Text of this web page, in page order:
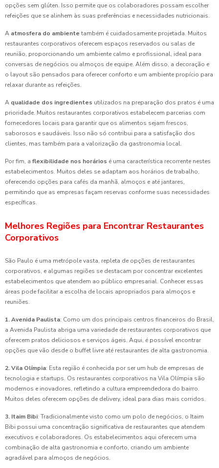
opções sem glúten. Isso permite que os colaboradores possam escolher
refeições que se alinhem às suas preferências e necessidades nutricionais.
A atmosfera do ambiente também é cuidadosamente projetada. Muitos
restaurantes corporativos oferecem espaços reservados ou salas de
reunião, proporcionando um ambiente calmo e profissional, ideal para
conversas de negócios ou almoços de equipe. Além disso, a decoração e
o layout são pensados para oferecer conforto e um ambiente propício para
relaxar durante as refeições.
A qualidade dos ingredientes utilizados na preparação dos pratos é uma
prioridade. Muitos restaurantes corporativos estabelecem parcerias com
fornecedores locais para garantir que os alimentos sejam frescos,
saborosos e saudáveis. Isso não só contribui para a satisfação dos
clientes, mas também para a valorização da gastronomia local.
Por fim, a flexibilidade nos horários é uma característica recorrente nestes
estabelecimentos. Muitos deles se adaptam aos horários de trabalho,
oferecendo opções para cafés da manhã, almoços e até jantares,
permitindo que as empresas façam reservas conforme suas necessidades
específicas.
Melhores Regiões para Encontrar Restaurantes
Corporativos
São Paulo é uma metrópole vasta, repleta de opções de restaurantes
corporativos, e algumas regiões se destacam por concentrar excelentes
estabelecimentos que atendem ao público empresarial. Conhecer essas
áreas pode facilitar a escolha de locais apropriados para almoços e
reuniões.
1. Avenida Paulista: Como um dos principais centros financeiros do Brasil,
a Avenida Paulista abriga uma variedade de restaurantes corporativos que
oferecem pratos deliciosos e serviços ágeis. Aqui, é possível encontrar
opções que vão desde o buffet livre até restaurantes de alta gastronomia.
2. Vila Olímpia: Esta região é conhecida por ser um hub de empresas de
tecnologia e startups. Os restaurantes corporativos na Vila Olímpia são
modernos e inovadores, refletindo a cultura empreendedora do bairro.
Muitos deles oferecem opções de delivery, ideal para dias mais corridos.
3. Itaim Bibi: Tradicionalmente visto como um polo de negócios, o Itaim
Bibi possui uma concentração significativa de restaurantes que atendem
executivos e colaboradores. Os estabelecimentos aqui oferecem uma
combinação de alta gastronomia e conforto, criando um ambiente
agradável para almoços de negócios.